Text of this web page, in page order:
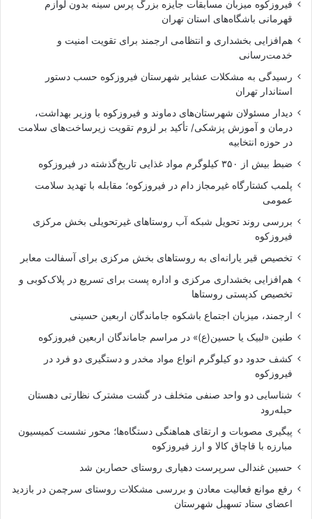
فیروزکوه میزبان مسابقات جایزه بزرگ پرس سینه بدون لوازم
قهرمانی باشگاه‌های استان تهران
هم‌افزایی بخشداری و انتظامی ارجمند برای تقویت امنیت و
خدمت‌رسانی
رسیدگی به مشکلات عشایر شهرستان فیروزکوه حسب دستور
استاندار تهران
دیدار مسئولان شهرستان‌های دماوند و فیروزکوه با وزیر بهداشت،
درمان و آموزش پزشکی/ تأکید بر لزوم تقویت زیرساخت‌های سلامت
در حوزه انتخابیه
ضبط بیش از ۳۵۰ کیلوگرم مواد غذایی تاریخ‌گذشته در فیروزکوه
پلمب کشتارگاه غیرمجاز دام در فیروزکوه؛ مقابله با تهدید سلامت
عمومی
بررسی روند تحویل شبکه آب روستاهای غیرتحویلی بخش مرکزی
فیروزکوه
تخصیص قیر یارانه‌ای به روستاهای بخش مرکزی برای آسفالت معابر
هم‌افزایی بخشداری مرکزی و اداره پست برای تسریع در پلاک‌کوبی و
تخصیص کدپستی روستاها
ارجمند، میزبان اجتماع باشکوه جاماندگان اربعین حسینی
طنین «لبیک یا حسین(ع)» در مراسم جاماندگان اربعین فیروزکوه
کشف حدود دو کیلوگرم انواع مواد مخدر و دستگیری دو فرد در
فیروزکوه
شناسایی دو واحد صنفی متخلف در گشت مشترک نظارتی دهستان
حبله‌رود
پیگیری مصوبات و ارتقای هماهنگی دستگاه‌ها؛ محور نشست کمیسیون
مبارزه با قاچاق کالا و ارز فیروزکوه
حسین غندالی سرپرست دهیاری روستای حصاربن شد
رفع موانع فعالیت معادن و بررسی مشکلات روستای سرچمن در بازدید
اعضای ستاد تسهیل شهرستان